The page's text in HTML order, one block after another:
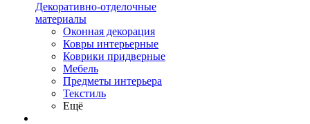
Декоративно-отделочные
материалы
Оконная декорация
Ковры интерьерные
Коврики придверные
Мебель
Предметы интерьера
Текстиль
Ещё